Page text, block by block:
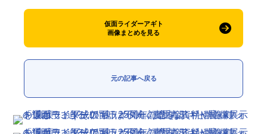
配信・Vtuber トレンド 無料マンガ
最新記事一覧
アニメ映画一覧 実写化映画一覧
今期アニメ曜日別一覧
仮面ライダーアギト
画像まとめを見る
元の記事へ戻る